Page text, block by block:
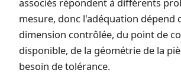
mesure, donc l'adéquation dépend
dimension contrôlée, du point de
disponible, de la géométrie de la
besoin de tolérance.